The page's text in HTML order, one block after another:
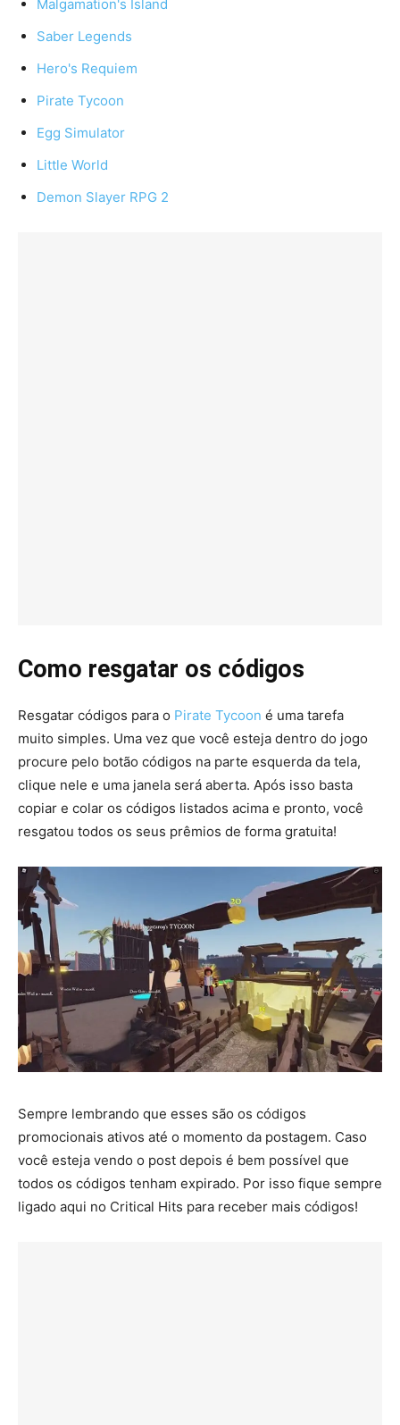
Malgamation's Island
Saber Legends
Hero's Requiem
Pirate Tycoon
Egg Simulator
Little World
Demon Slayer RPG 2
Como resgatar os códigos
Resgatar códigos para o Pirate Tycoon é uma tarefa
muito simples. Uma vez que você esteja dentro do jogo
procure pelo botão códigos na parte esquerda da tela,
clique nele e uma janela será aberta. Após isso basta
copiar e colar os códigos listados acima e pronto, você
resgatou todos os seus prêmios de forma gratuita!
Sempre lembrando que esses são os códigos
promocionais ativos até o momento da postagem. Caso
você esteja vendo o post depois é bem possível que
todos os códigos tenham expirado. Por isso fique sempre
ligado aqui no Critical Hits para receber mais códigos!